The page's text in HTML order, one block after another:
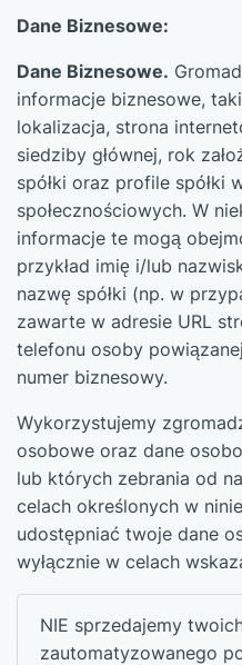
Dane Biznesowe:
Dane Biznesowe.
informacje biznesowe,
lokalizacja, strona
siedziby głównej, rok
spółki oraz profile spółki
społecznościowych. W
informacje te mogą
przykład imię i/lub
nazwę spółki (np. w
zawarte w adresie URL
telefonu osoby
numer biznesowy.
Wykorzystujemy
osobowe oraz dane
lub których zebrania od
celach określonych w
udostępniać twoje dane
wyłącznie w celach
NIE sprzedajemy
zautomatyzowanego